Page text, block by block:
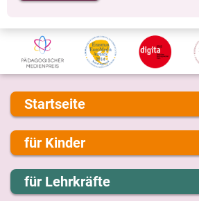
Startseite
Über uns
Presse
Kontakt
Impressum
für Kinder
Lernen und Schule
Hobby und Freizeit
für Lehrkräfte